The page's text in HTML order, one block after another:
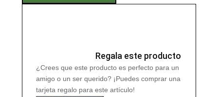
Regala este producto
¿Crees que este producto es perfecto para un
amigo o un ser querido? ¡Puedes comprar una
tarjeta regalo para este artículo!